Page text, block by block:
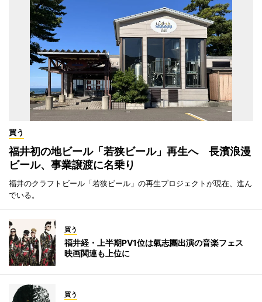
買う
福井初の地ビール「若狭ビール」再生へ 長濱浪漫
ビール、事業譲渡に名乗り
福井のクラフトビール「若狭ビール」の再生プロジェクトが現在、進ん
でいる。
買う
福井経・上半期PV1位は氣志團出演の音楽フェス
映画関連も上位に
買う